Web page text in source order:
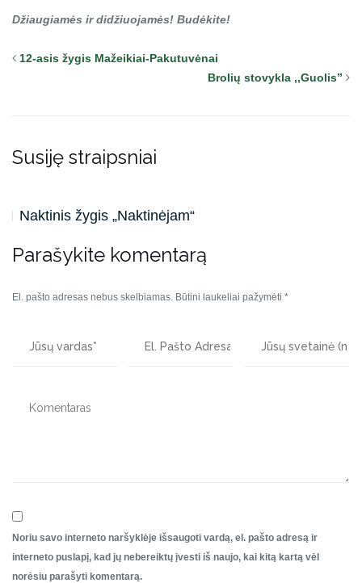
Džiaugiamės ir didžiuojamės! Budėkite!
12-asis žygis Mažeikiai-Pakutuvėnai
Brolių stovykla ,,Guolis”
Susiję straipsniai
Naktinis žygis „Naktinėjam“
Parašykite komentarą
El. pašto adresas nebus skelbiamas. Būtini laukeliai pažymėti *
Noriu savo interneto naršyklėje išsaugoti vardą, el. pašto adresą ir
interneto puslapį, kad jų nebereiktų įvesti iš naujo, kai kitą kartą vėl
norėsiu parašyti komentarą.